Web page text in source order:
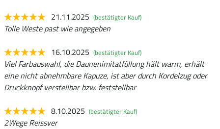
21.11.2025 (bestätigter Kauf)
Tolle Weste past wie angegeben
16.10.2025 (bestätigter Kauf)
Viel Farbauswahl, die Daunenimitatfüllung hält warm, erhält
eine nicht abnehmbare Kapuze, ist aber durch Kordelzug oder
Druckknopf verstellbar bzw. feststellbar
8.10.2025 (bestätigter Kauf)
2Wege Reissver